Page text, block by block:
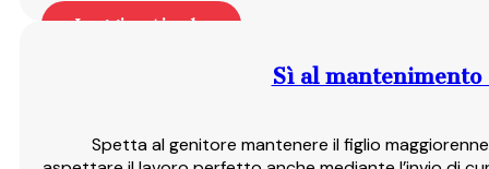
Leggi articolo
Sì al
Spetta al genitore mantenere il figlio